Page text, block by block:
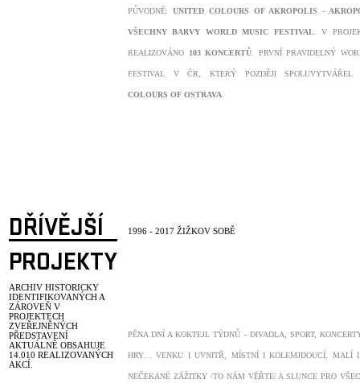
DŘÍVĚJŠÍ
PROJEKTY
ARCHIV HISTORICKY
IDENTIFIKOVANÝCH A
ZÁROVEŇ V
PROJEKTECH
ZVEŘEJNĚNÝCH
PŘEDSTAVENÍ
AKTUÁLNĚ OBSAHUJE
14.010 REALIZOVANÝCH
AKCÍ.
PŮVODNĚ: UNITED COLOURS OF AKROPOLIS -
VŠECHNY BARVY WORLD MUSIC FESTIVAL. V
REALIZOVÁNO 103 KONCERTŮ . PRVNÍ PRAVIDELNÝ
FESTIVAL V ČR, KTERÝ POZDĚJI SPOLUVYTVÁŘEL
COLOURS OF OSTRAVA
1996 - 2017 ŽIŽKOV SOBĚ
PĚNA DNÍ A KOKTEJL TÝDNŮ - DIVADLA, SPORT,
HRY… VENKU I UVNITŘ, MÍSTNÍ I KOLEMJDOUCÍ,
NEČEKANÉ ZÁŽITKY /TO NÁM VĚŘTE/ A SLUNCE PRO